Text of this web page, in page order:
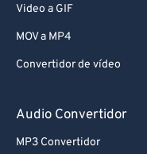
Video a GIF
MOV a MP4
Convertidor de vídeo
Audio Convertidor
MP3 Convertidor